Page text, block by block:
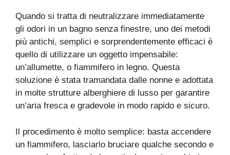
Quando si tratta di neutralizzare immediatamente
gli odori in un bagno senza finestre, uno dei metodi
più antichi, semplici e sorprendentemente efficaci è
quello di utilizzare un oggetto impensabile:
un’allumette, o fiammifero in legno. Questa
soluzione è stata tramandata dalle nonne e adottata
in molte strutture alberghiere di lusso per garantire
un’aria fresca e gradevole in modo rapido e sicuro.
Il procedimento è molto semplice: basta accendere
un fiammifero, lasciarlo bruciare qualche secondo e